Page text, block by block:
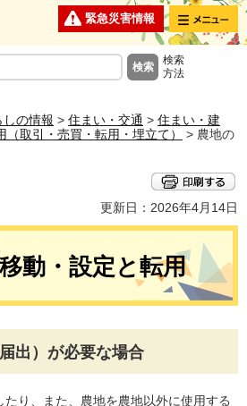
緊急災害情報 メニュー
検索
方法
しの情報 > 住まい・交通 > 住まい・建
（取引・売買・転用・埋立て）
> 農地の
更新日：2026年4月14日
動・設定と転用
出）が必要な場合
り、また、農地を農地以外に使用する